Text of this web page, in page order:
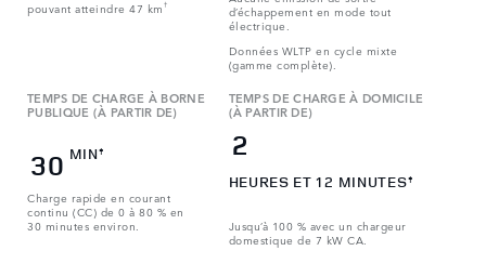
pouvant atteindre 47 km †
d’échappement en mode tout
électrique.
Données WLTP en cycle mixte
(gamme complète).
TEMPS DE CHARGE À BORNE
PUBLIQUE (À PARTIR DE)
30 MIN‡
Charge rapide en courant
continu (CC) de 0 à 80 % en
30 minutes environ.
TEMPS DE CHARGE À DOMICILE
(À PARTIR DE)
2
HEURES ET 12 MINUTES‡
Jusqu’à 100 % avec un chargeur
domestique de 7 kW CA.